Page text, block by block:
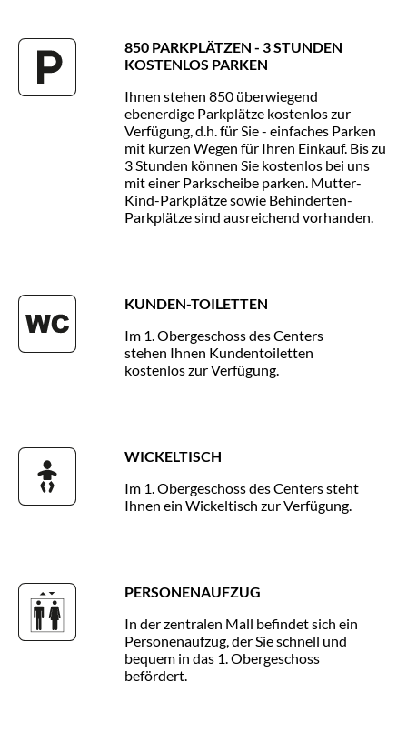
850 PARKPLÄTZEN - 3 STUNDEN
KOSTENLOS PARKEN
Ihnen stehen 850 überwiegend
ebenerdige Parkplätze kostenlos zur
Verfügung, d.h. für Sie - einfaches Parken
mit kurzen Wegen für Ihren Einkauf. Bis zu
3 Stunden können Sie kostenlos bei uns
mit einer Parkscheibe parken. Mutter-
Kind-Parkplätze sowie Behinderten-
Parkplätze sind ausreichend vorhanden.
KUNDEN-TOILETTEN
Im 1. Obergeschoss des Centers
stehen Ihnen Kundentoiletten
kostenlos zur Verfügung.
WICKELTISCH
Im 1. Obergeschoss des Centers steht
Ihnen ein Wickeltisch zur Verfügung.
PERSONENAUFZUG
In der zentralen Mall befindet sich ein
Personenaufzug, der Sie schnell und
bequem in das 1. Obergeschoss
befördert.